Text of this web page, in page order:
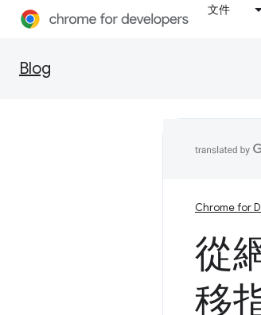
文件
Blog
Chrome for
從
移